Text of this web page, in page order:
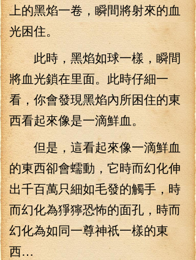
上的黑焰一卷，瞬間將射來的血
光困住。
此時，黑焰如球一樣，瞬間
將血光鎖在里面。此時仔細一
看，你會發現黑焰內所困住的東
西看起來像是一滴鮮血。
但是，這看起來像一滴鮮血
的東西卻會蠕動，它時而幻化伸
出千百萬只細如毛發的觸手，時
而幻化為猙獰恐怖的面孔，時而
幻化為如同一尊神祇一樣的東
西…